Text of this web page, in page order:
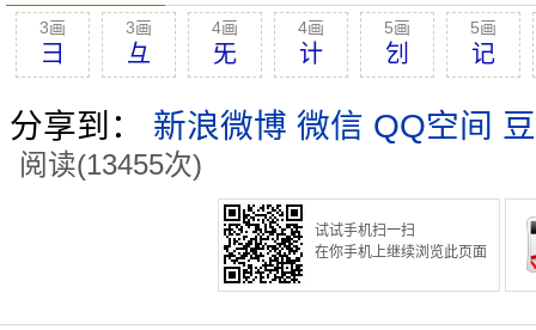
3画
彐
3画
彑
4画
旡
4画
计
5画
刉
5画
记
分享到： 新浪微博 微信 QQ空间
阅读(13455次)
试试手机扫一扫
在你手机上继续浏览此页面